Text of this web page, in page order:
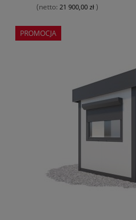
(netto: 21 900,00 zł )
PROMOCJA